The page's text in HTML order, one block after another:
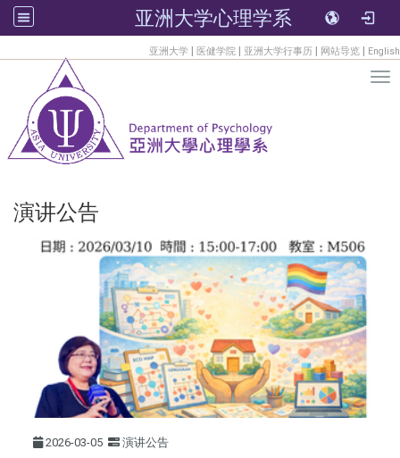
亚洲大学心理学系
亚洲大学 | 医健学院 | 亚洲大学行事历 | 网站导览 | English
演讲公告
2026-03-05 演讲公告